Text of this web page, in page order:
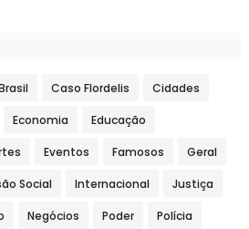
Caso Flordelis Cidades
Economia Educação
Eventos Famosos Geral
Social Internacional Justiça
Negócios Poder Polícia